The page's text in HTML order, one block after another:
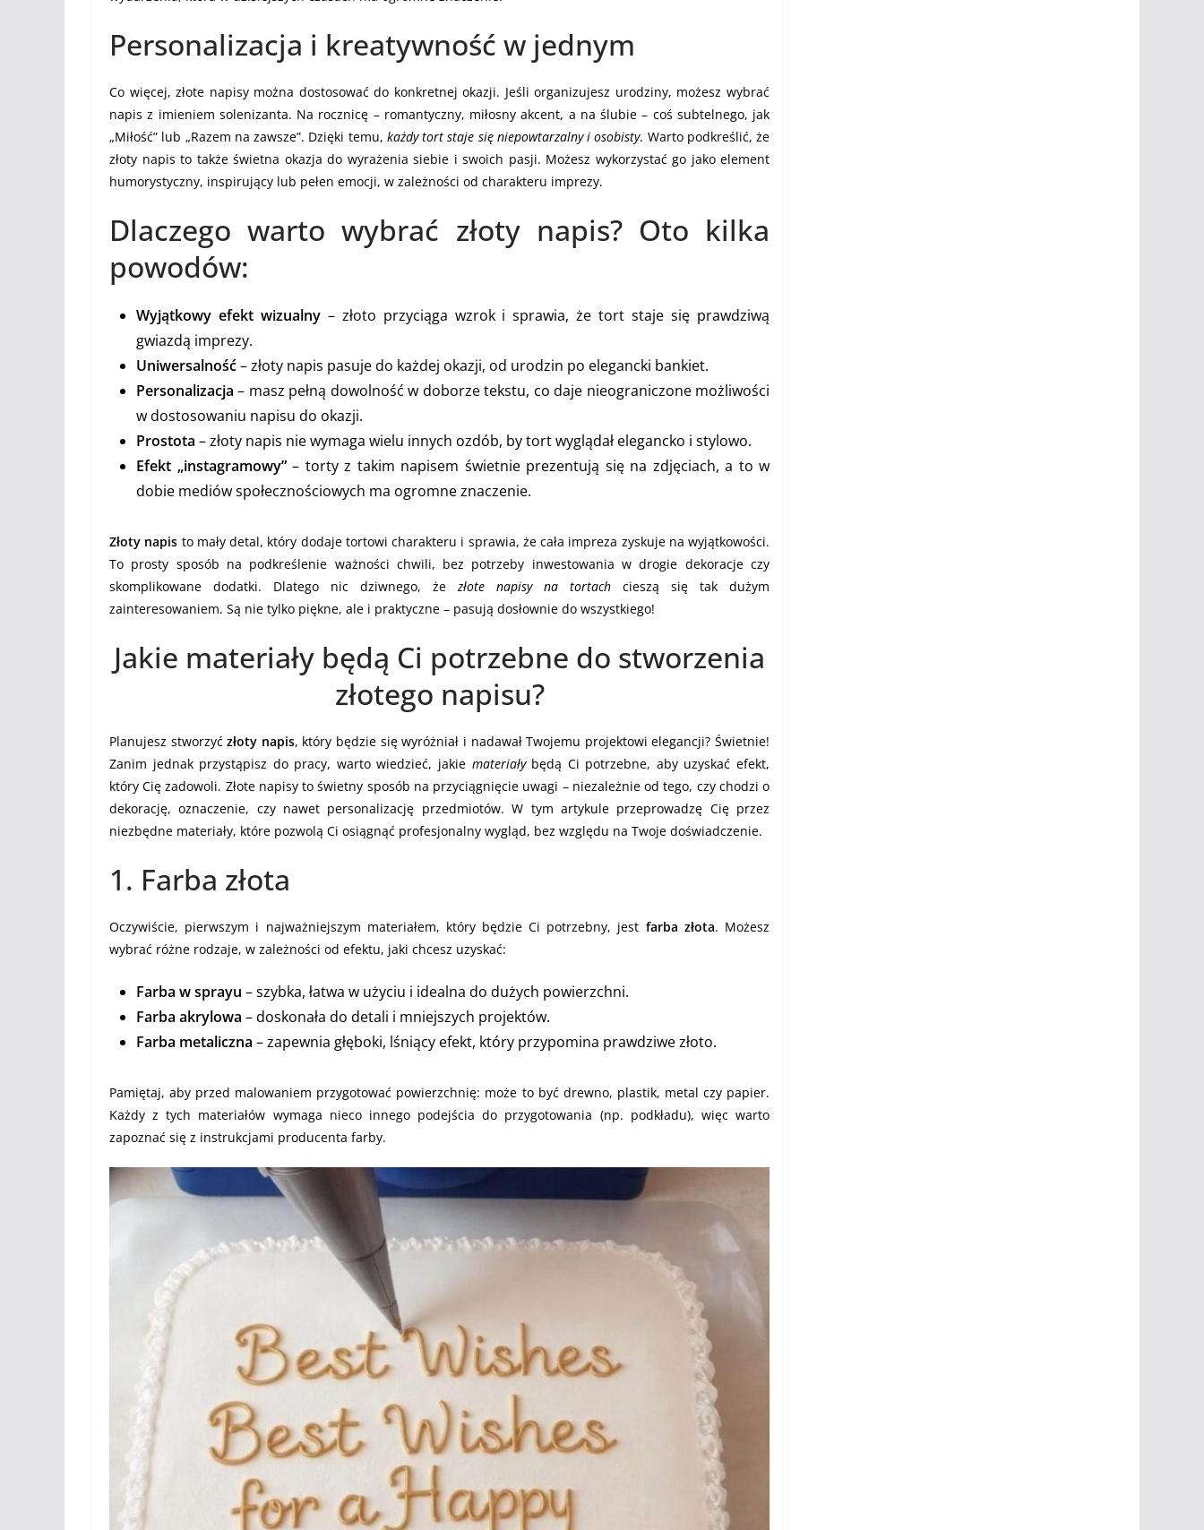
Personalizacja i kreatywność w jednym
Co więcej, złote napisy można dostosować do konkretnej okazji. Jeśli organizujesz urodziny, możesz wybrać
napis z imieniem solenizanta. Na rocznicę – romantyczny, miłosny akcent, a na ślubie – coś subtelnego, jak
„Miłość” lub „Razem na zawsze”. Dzięki temu, każdy tort staje się niepowtarzalny i osobisty. Warto podkreślić, że
złoty napis to także świetna okazja do wyrażenia siebie i swoich pasji. Możesz wykorzystać go jako element
humorystyczny, inspirujący lub pełen emocji, w zależności od charakteru imprezy.
Dlaczego warto wybrać złoty napis? Oto kilka
powodów:
Wyjątkowy efekt wizualny– złoto przyciąga wzrok i sprawia, że tort staje się prawdziwą
gwiazdą imprezy.
Uniwersalność– złoty napis pasuje do każdej okazji, od urodzin po elegancki bankiet.
Personalizacja – masz pełną dowolność w doborze tekstu, co daje nieograniczone możliwości
w dostosowaniu napisu do okazji.
Prostota – złoty napis nie wymaga wielu innych ozdób, by tort wyglądał elegancko i stylowo.
Efekt „instagramowy”– torty z takim napisem świetnie prezentują się na zdjęciach, a to w
dobie mediów społecznościowych ma ogromne znaczenie.
Złoty napis to mały detal, który dodaje tortowi charakteru i sprawia, że cała impreza zyskuje na wyjątkowości.
To prosty sposób na podkreślenie ważności chwili, bez potrzeby inwestowania w drogie dekoracje czy
skomplikowane dodatki. Dlatego nic dziwnego, żezłote napisy na tortach cieszą się tak dużym
zainteresowaniem. Są nie tylko piękne, ale i praktyczne – pasują dosłownie do wszystkiego!
Jakie materiały będą Ci potrzebne do stworzenia
złotego napisu?
Planujesz stworzyćzłoty napis, który będzie się wyróżniał i nadawał Twojemu projektowi elegancji? Świetnie!
Zanim jednak przystąpisz do pracy, warto wiedzieć, jakie materiałybędą Ci potrzebne, aby uzyskać efekt,
który Cię zadowoli. Złote napisy to świetny sposób na przyciągnięcie uwagi – niezależnie od tego, czy chodzi o
dekorację, oznaczenie, czy nawet personalizację przedmiotów. W tym artykule przeprowadzę Cię przez
niezbędne materiały, które pozwolą Ci osiągnąć profesjonalny wygląd, bez względu na Twoje doświadczenie.
1. Farba złota
Oczywiście, pierwszym i najważniejszym materiałem, który będzie Ci potrzebny, jest farba złota. Możesz
wybrać różne rodzaje, w zależności od efektu, jaki chcesz uzyskać:
Farba w sprayu – szybka, łatwa w użyciu i idealna do dużych powierzchni.
Farba akrylowa – doskonała do detali i mniejszych projektów.
Farba metaliczna – zapewnia głęboki, lśniący efekt, który przypomina prawdziwe złoto.
Pamiętaj, aby przed malowaniem przygotować powierzchnię: może to być drewno, plastik, metal czy papier.
Każdy z tych materiałów wymaga nieco innego podejścia do przygotowania (np. podkładu), więc warto
zapoznać się z instrukcjami producenta farby.